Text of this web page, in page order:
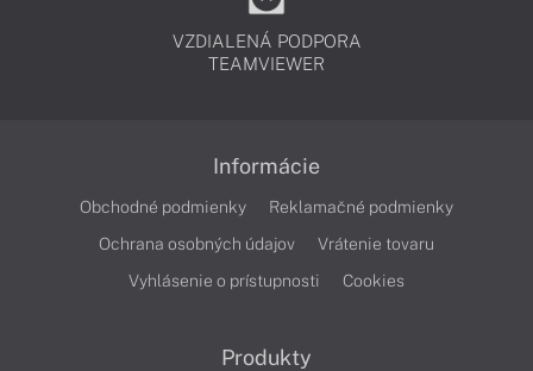
VZDIALENÁ PODPORA
TEAMVIEWER
Informácie
Obchodné podmienky
Reklamačné podmienky
Ochrana osobných údajov
Vrátenie tovaru
Vyhlásenie o prístupnosti
Cookies
Produkty